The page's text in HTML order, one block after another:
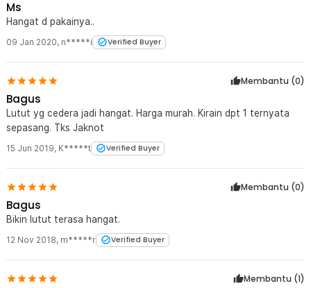
Ms
Hangat d pakainya..
09 Jan 2020, n*****i Verified Buyer
Membantu (0)
Bagus
Lutut yg cedera jadi hangat. Harga murah. Kirain dpt 1 ternyata
sepasang. Tks Jaknot
15 Jun 2019, K*****t Verified Buyer
Membantu (0)
Bagus
Bikin lutut terasa hangat.
12 Nov 2018, m*****r Verified Buyer
Membantu (1)